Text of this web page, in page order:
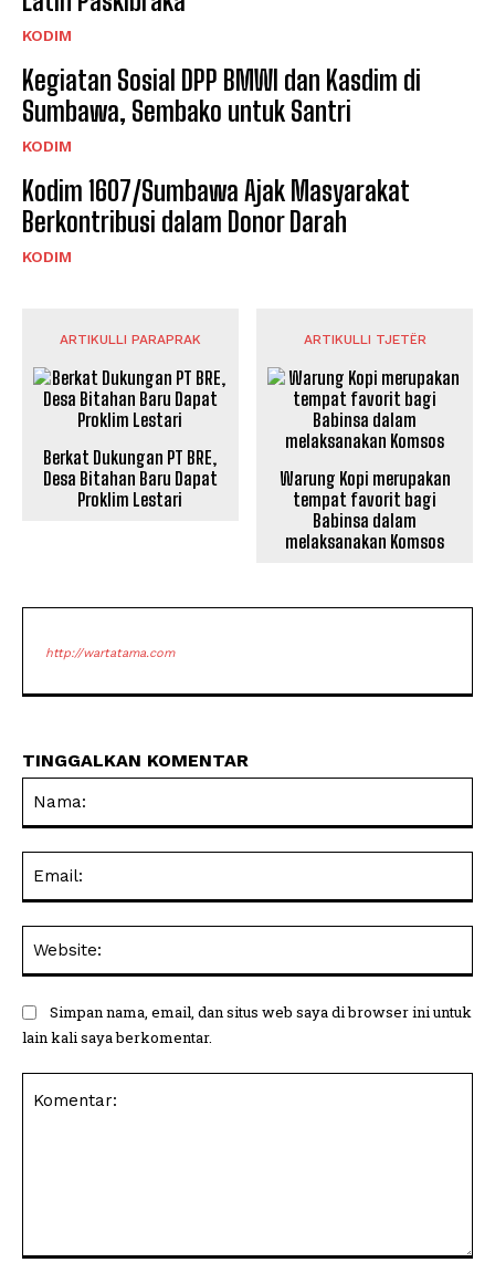
KODIM
Kegiatan Sosial DPP BMWI dan Kasdim di
Sumbawa, Sembako untuk Santri
KODIM
Kodim 1607/Sumbawa Ajak Masyarakat
Berkontribusi dalam Donor Darah
KODIM
ARTIKULLI PARAPRAK
Berkat Dukungan PT BRE,
Desa Bitahan Baru Dapat
Proklim Lestari
ARTIKULLI TJETËR
Warung Kopi merupakan
tempat favorit bagi
Babinsa dalam
melaksanakan Komsos
http://wartatama.com
TINGGALKAN KOMENTAR
Simpan nama, email, dan situs web saya di browser ini untuk
lain kali saya berkomentar.